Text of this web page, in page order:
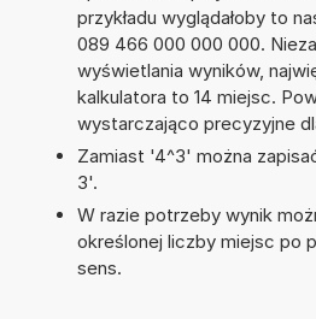
przykładu wyglądałoby to
089 466 000 000 000.
wyświetlania wyników,
kalkulatora to 14 miejsc.
wystarczająco precyzyjne
Zamiast '4^3' można
3'.
W razie potrzeby wynik
określonej liczby miejsc po
sens.